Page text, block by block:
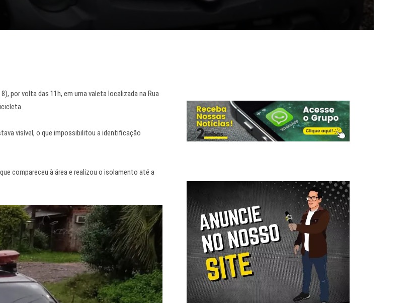
por volta das 11h, em uma valeta localizada na Rua
visível, o que impossibilitou a identificação
compareceu à área e realizou o isolamento até a